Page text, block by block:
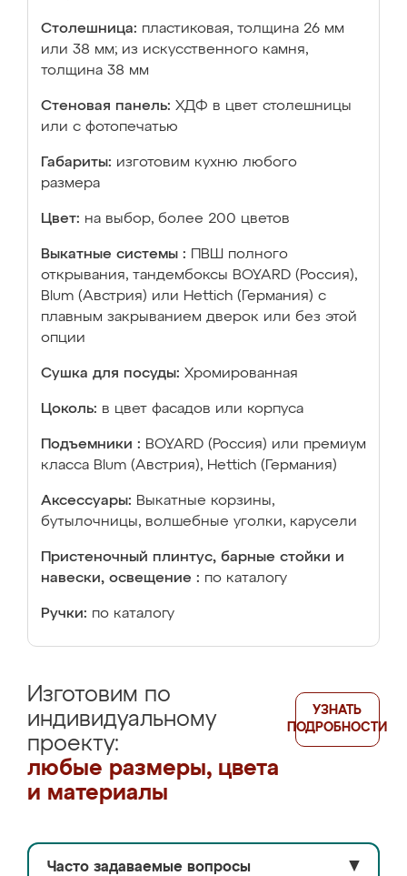
Столешница: пластиковая, толщина 26 мм
или 38 мм; из искусственного камня,
толщина 38 мм
Стеновая панель: ХДФ в цвет столешницы
или с фотопечатью
Габариты: изготовим кухню любого
размера
Цвет: на выбор, более 200 цветов
Выкатные системы :
ПВШ полного
открывания, тандембоксы BOYARD (Россия),
Blum (Австрия) или Hettich (Германия) с
плавным закрыванием дверок или без этой
опции
Сушка для посуды: Хромированная
Цоколь: в цвет фасадов или корпуса
Подъемники : BOYARD (Россия) или премиум
класса Blum (Австрия), Hettich (Германия)
Аксессуары: Выкатные корзины,
бутылочницы, волшебные уголки, карусели
Пристеночный плинтус, барные стойки и
навески, освещение : по каталогу
Ручки: по каталогу
Изготовим по
индивидуальному
проекту:
любые размеры, цвета
и материалы
УЗНАТЬ
ПОДРОБНОСТИ
Часто задаваемые вопросы ▼